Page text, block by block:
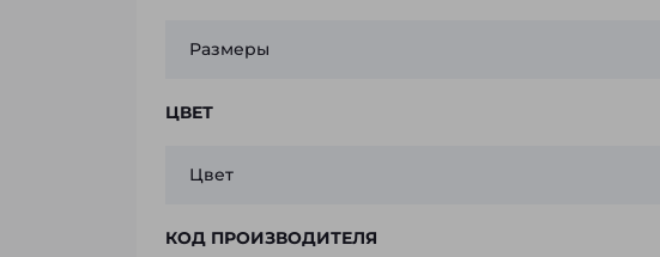
Размеры
ЦВЕТ
Цвет
КОД ПРОИЗВОДИТЕЛЯ